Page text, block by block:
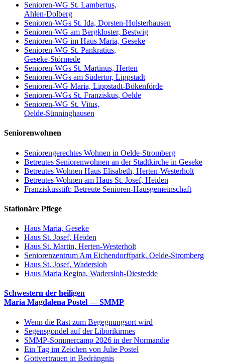
Senioren-WG St. Lambertus,
Ahlen-Dolberg
Senioren-WGs St. Ida, Dorsten-Holsterhausen
Senioren-WG am Bergkloster, Bestwig
Senioren-WG im Haus Maria, Geseke
Senioren-WG St. Pankratius,
Geseke-Störmede
Senioren-WGs St. Martinus, Herten
Senioren-WGs am Südertor, Lippstadt
Senioren-WG Maria, Lippstadt-Bökenförde
Senioren-WGs St. Franziskus, Oelde
Senioren-WG St. Vitus,
Oelde-Sünninghausen
Seniorenwohnen
Seniorengerechtes Wohnen in Oelde-Stromberg
Betreutes Seniorenwohnen an der Stadtkirche in Geseke
Betreutes Wohnen Haus Elisabeth, Herten-Westerholt
Betreutes Wohnen am Haus St. Josef, Heiden
Franziskusstift: Betreute Senioren-Hausgemeinschaft
Stationäre Pflege
Haus Maria, Geseke
Haus St. Josef, Heiden
Haus St. Martin, Herten-Westerholt
Seniorenzentrum Am Eichendorffpark, Oelde-Stromberg
Haus St. Josef, Wadersloh
Haus Maria Regina, Wadersloh-Diestedde
Schwestern der heiligen
Maria Magdalena Postel — SMMP
Wenn die Rast zum Begegnungsort wird
Segensgondel auf der Liborikirmes
SMMP-Sommercamp 2026 in der Normandie
Ein Tag im Zeichen von Julie Postel
Gottvertrauen in Bedrängnis